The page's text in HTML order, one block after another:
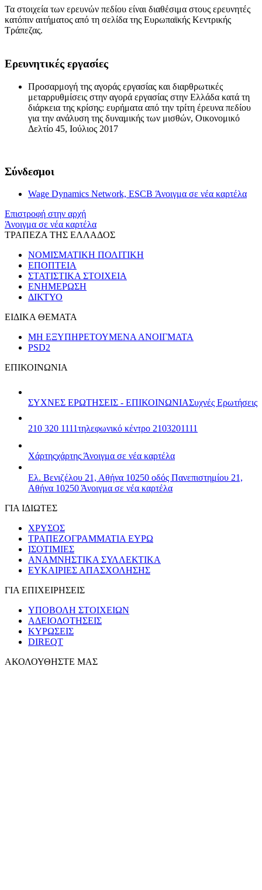
Τα στοιχεία των ερευνών πεδίου είναι διαθέσιμα στους ερευνητές
κατόπιν αιτήματος από τη σελίδα της Ευρωπαϊκής Κεντρικής
Τράπεζας.
Ερευνητικές εργασίες
Προσαρμογή της αγοράς εργασίας και διαρθρωτικές
μεταρρυθμίσεις στην αγορά εργασίας στην Ελλάδα κατά τη
διάρκεια της κρίσης: ευρήματα από την τρίτη έρευνα πεδίου
για την ανάλυση της δυναμικής των μισθών, Οικονομικό
Δελτίο 45, Ιούλιος 2017
Σύνδεσμοι
Wage Dynamics Network, ESCB Άνοιγμα σε νέα καρτέλα
Επιστροφή στην αρχή
Άνοιγμα σε νέα καρτέλα
ΤΡΑΠΕΖΑ ΤΗΣ ΕΛΛΑΔΟΣ
ΝΟΜΙΣΜΑΤΙΚΗ ΠΟΛΙΤΙΚΗ
ΕΠΟΠΤΕΙΑ
ΣΤΑΤΙΣΤΙΚΑ ΣΤΟΙΧΕΙΑ
ΕΝΗΜΕΡΩΣΗ
ΔΙΚΤΥΟ
ΕΙΔΙΚΑ ΘΕΜΑΤΑ
ΜΗ ΕΞΥΠΗΡΕΤΟΥΜΕΝΑ ΑΝΟΙΓΜΑΤΑ
PSD2
ΕΠΙΚΟΙΝΩΝΙΑ
ΣΥΧΝΕΣ ΕΡΩΤΗΣΕΙΣ - ΕΠΙΚΟΙΝΩΝΙΑΣυχνές Ερωτήσεις
210 320 1111τηλεφωνικό κέντρο 2103201111
Χάρτηςχάρτης Άνοιγμα σε νέα καρτέλα
Ελ. Βενιζέλου 21, Αθήνα 10250 οδός Πανεπιστημίου 21,
Αθήνα 10250 Άνοιγμα σε νέα καρτέλα
ΓΙΑ ΙΔΙΩΤΕΣ
ΧΡΥΣΟΣ
ΤΡΑΠΕΖΟΓΡΑΜΜΑΤΙΑ ΕΥΡΩ
ΙΣΟΤΙΜΙΕΣ
ΑΝΑΜΝΗΣΤΙΚΑ ΣΥΛΛΕΚΤΙΚΑ
ΕΥΚΑΙΡΙΕΣ ΑΠΑΣΧΟΛΗΣΗΣ
ΓΙΑ ΕΠΙΧΕΙΡΗΣΕΙΣ
ΥΠΟΒΟΛΗ ΣΤΟΙΧΕΙΩΝ
ΑΔΕΙΟΔΟΤΗΣΕΙΣ
ΚΥΡΩΣΕΙΣ
DIREQT
ΑΚΟΛΟΥΘΗΣΤΕ ΜΑΣ